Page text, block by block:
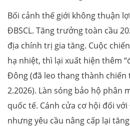
Bối cảnh thế giới không thuận
ĐBSCL. Tăng trưởng toàn cầu
địa chính trị gia tăng. Cuộc
hạ nhiệt, thì lại xuất hiện thêm
Đông (đã leo thang thành
2.2026). Làn sóng bảo hộ phân
quốc tế. Cánh cửa cơ hội đối với
nhưng yêu cầu nâng cấp lại